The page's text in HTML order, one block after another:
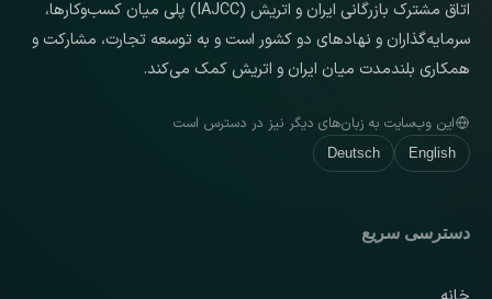
اتاق مشترک بازرگانی ایران و اتریش (IAJCC) پلی میان کسب‌وکارها،
سرمایه‌گذاران و نهادهای دو کشور است و به توسعه تجارت، مشارکت و
همکاری بلندمدت میان ایران و اتریش کمک می‌کند.
این وب‌سایت به زبان‌های دیگر نیز در دسترس است
English
Deutsch
دسترسی سریع